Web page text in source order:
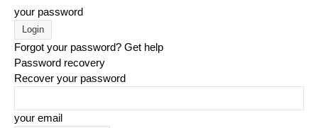
your password
Forgot your password? Get help
Password recovery
Recover your password
your email